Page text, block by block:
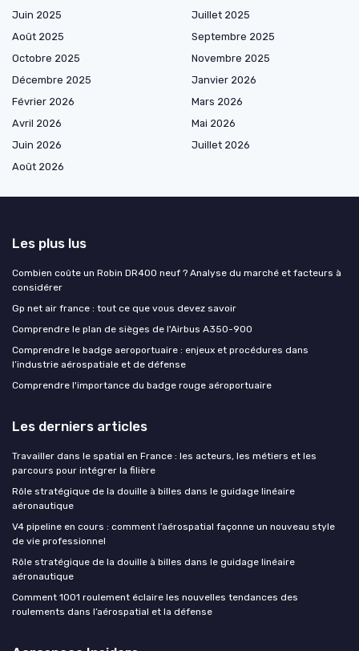
Juin 2025
Juillet 2025
Août 2025
Septembre 2025
Octobre 2025
Novembre 2025
Décembre 2025
Janvier 2026
Février 2026
Mars 2026
Avril 2026
Mai 2026
Juin 2026
Juillet 2026
Août 2026
Les plus lus
Combien coûte un Robin DR400 neuf ? Analyse du marché et facteurs à
considérer
Gp net air france : tout ce que vous devez savoir
Comprendre le plan de sièges de l'Airbus A350-900
Comprendre le badge aeroportuaire : enjeux et procédures dans
l’industrie aérospatiale et de défense
Comprendre l'importance du badge rouge aéroportuaire
Les derniers articles
Travailler dans le spatial en France : les acteurs, les métiers et les
parcours pour intégrer la filière
Rôle stratégique de la douille à billes dans le guidage linéaire
aéronautique
V4 pipeline en cours : comment l’aérospatial façonne un nouveau style
de vie professionnel
Rôle stratégique de la douille à billes dans le guidage linéaire
aéronautique
Comment 1001 roulement éclaire les nouvelles tendances des
roulements dans l’aérospatial et la défense